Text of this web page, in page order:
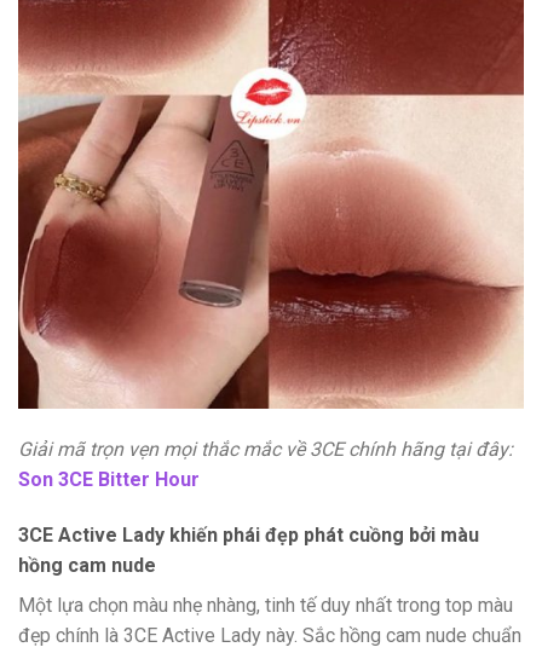
Giải mã trọn vẹn mọi thắc mắc về 3CE chính hãng tại đây:
Son 3CE Bitter Hour
3CE Active Lady khiến phái đẹp phát cuồng bởi màu
hồng cam nude
Một lựa chọn màu nhẹ nhàng, tinh tế duy nhất trong top màu
đẹp chính là 3CE Active Lady này. Sắc hồng cam nude chuẩn